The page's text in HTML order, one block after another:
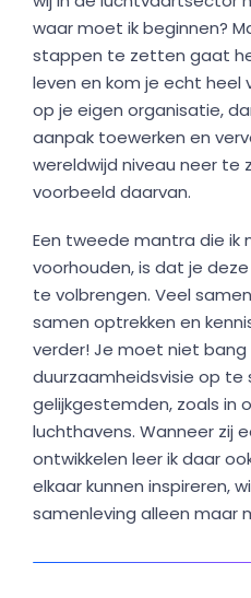
waar moet ik beginnen?
stappen te zetten gaat
leven en kom je echt heel
op je eigen organisatie,
aanpak toewerken en
wereldwijd niveau neer te
voorbeeld daarvan.
Een tweede mantra die ik
voorhouden, is dat je
te volbrengen. Veel
samen optrekken en
verder! Je moet niet bang
duurzaamheidsvisie op te
gelijkgestemden, zoals in
luchthavens. Wanneer zij
ontwikkelen leer ik daar
elkaar kunnen inspireren,
samenleving alleen maar